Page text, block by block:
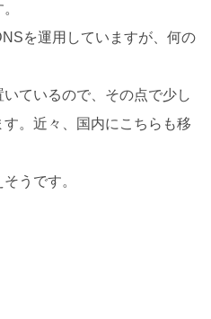
を運用していますが、何の
ているので、その点で少し
。近々、国内にこちらも移
うです。